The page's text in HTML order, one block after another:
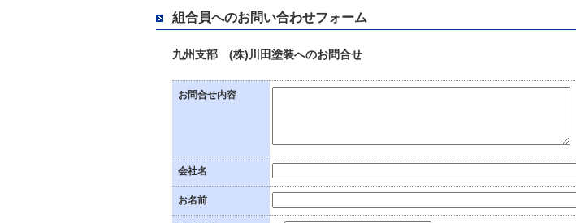
組合員へのお問い合わせフォーム
九州支部 (株)川田塗装へのお問合せ
お問合せ内容
会社名
お名前